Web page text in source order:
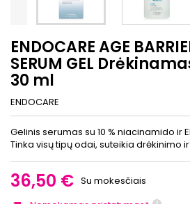
ENDOCARE AGE
SERUM GEL
30 ml
ENDOCARE
Gelinis serumas su 10 % niacinamido ir
Tinka visų tipų odai, suteikia drėkinimo
36,50 € Su mokesčiais